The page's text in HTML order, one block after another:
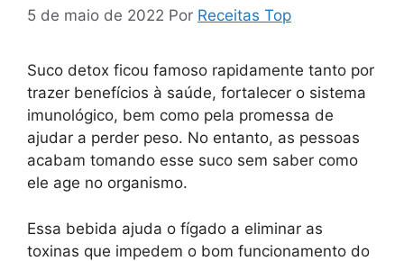
5 de maio de 2022 Por Receitas Top
Suco detox ficou famoso rapidamente tanto por
trazer benefícios à saúde, fortalecer o sistema
imunológico, bem como pela promessa de
ajudar a perder peso. No entanto, as pessoas
acabam tomando esse suco sem saber como
ele age no organismo.
Essa bebida ajuda o fígado a eliminar as
toxinas que impedem o bom funcionamento do